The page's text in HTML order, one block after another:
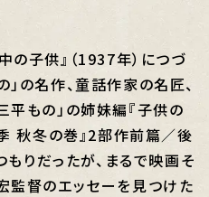
子供』（1937年）につづ
の名作、童話作家の名匠、
もの」の姉妹編『子供の
秋冬の巻』2部作前篇／後
りだったが、まるで映画そ
監督のエッセーを見つけた